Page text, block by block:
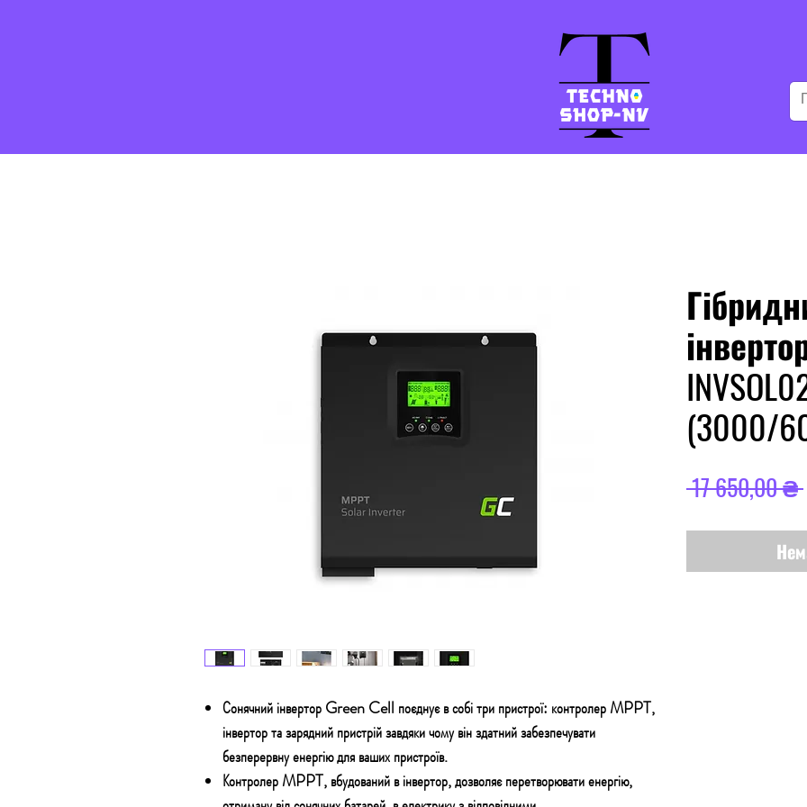
Сонячний інвертор Green Cell поєднує в собі три пристрої: контролер MPPT,
інвертор та зарядний пристрій завдяки чому він здатний забезпечувати
безперервну енергію для ваших пристроїв.
Контролер MPPT, вбудований в інвертор, дозволяє перетворювати енергію,
(3000/
17 650,00 ₴